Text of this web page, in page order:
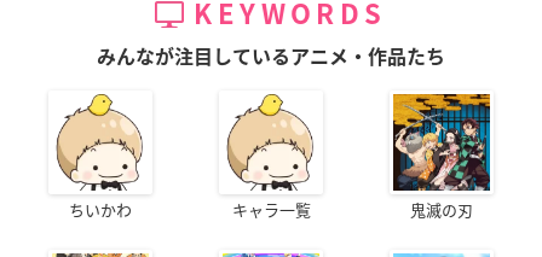
KEYWORDS
みんなが注目しているアニメ・作品たち
ちいかわ キャラ一覧 鬼滅の刃